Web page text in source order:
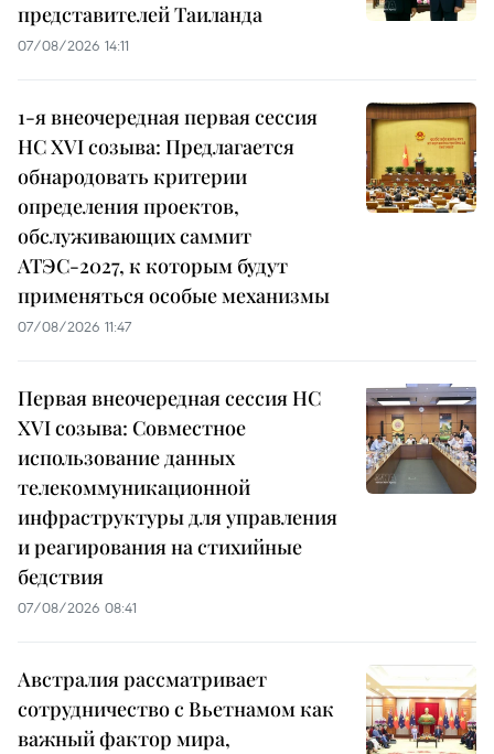
представителей Таиланда
07/08/2026 14:11
1-я внеочередная первая сессия
НС XVI созыва: Предлагается
обнародовать критерии
определения проектов,
обслуживающих саммит
АТЭС-2027, к которым будут
применяться особые механизмы
07/08/2026 11:47
Первая внеочередная сессия НС
XVI созыва: Совместное
использование данных
телекоммуникационной
инфраструктуры для управления
и реагирования на стихийные
бедствия
07/08/2026 08:41
Австралия рассматривает
сотрудничество с Вьетнамом как
важный фактор мира,